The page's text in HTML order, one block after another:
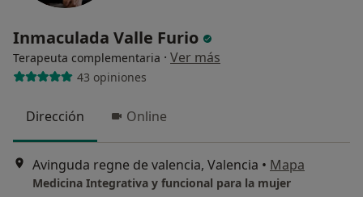
Inmaculada Valle Furio
Terapeuta complementaria · Ver más
43 opiniones
Dirección Online
Avinguda regne de valencia, Valencia • Mapa
Medicina Integrativa y funcional para la mujer